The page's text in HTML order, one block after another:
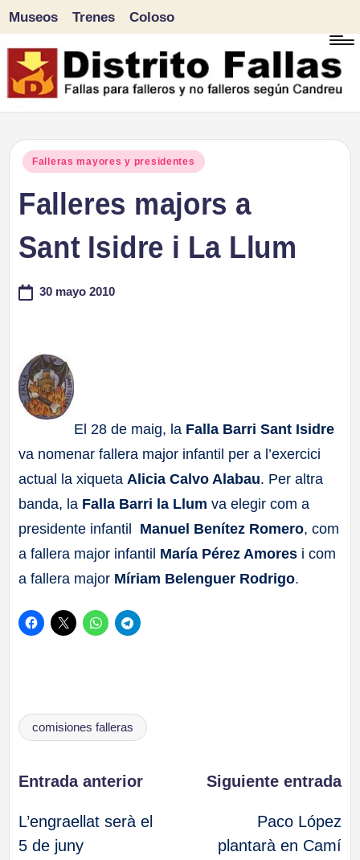
Saltar
al
Museos Trenes Coloso
Publicado
Falleras mayores y presidentes
Falleres majors a
Sant Isidre i La Llum
30 mayo 2010
El 28 de maig, la Falla Barri Sant Isidre
va nomenar fallera major infantil per a l’exercici
actual la xiqueta Alicia Calvo Alabau. Per altra
banda, la Falla Barri la Llumva elegir com a
presidente infantil Manuel Benítez Romero, com
a fallera major infantil María Pérez Amores i com
a fallera major Míriam Belenguer Rodrigo.
Etiquetas:
comisiones falleras
Navegación
de
Entrada anterior
L’engraellat serà el
5 de juny
Siguiente entrada
Paco López
plantarà en Camí